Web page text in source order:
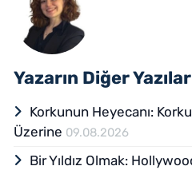
Yazarın Diğer
Korkunun Heyecanı:
Üzerine 09.08.2026
Bir Yıldız Olmak: